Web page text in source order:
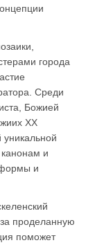
города
Среди
Божией
XX
и
формы и
проделанную
поможет